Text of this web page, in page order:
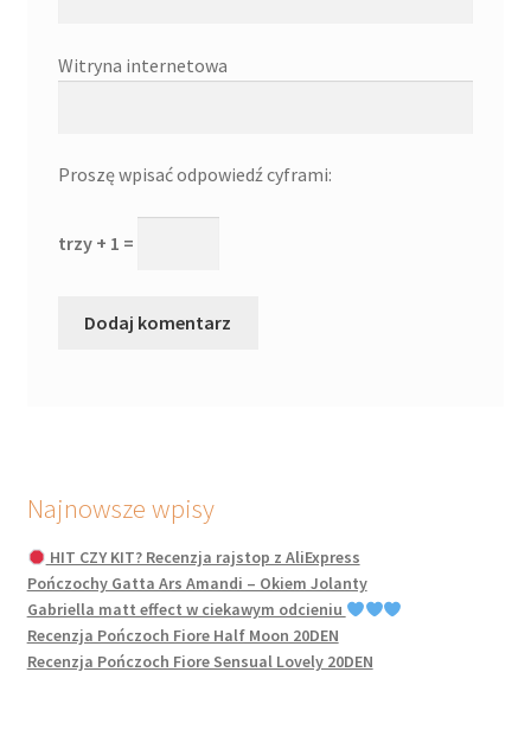
Witryna internetowa
Proszę wpisać odpowiedź cyframi:
trzy + 1 =
Najnowsze wpisy
HIT CZY KIT? Recenzja rajstop z AliExpress
Pończochy Gatta Ars Amandi – Okiem Jolanty
Gabriella matt effect w ciekawym odcieniu
Recenzja Pończoch Fiore Half Moon 20DEN
Recenzja Pończoch Fiore Sensual Lovely 20DEN